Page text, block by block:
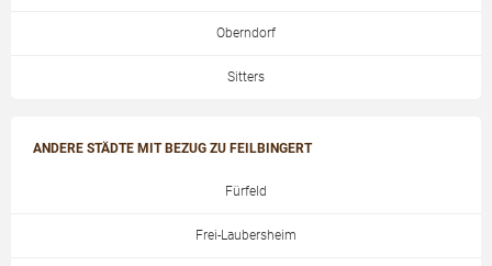
Oberndorf
Sitters
ANDERE STÄDTE MIT BEZUG ZU FEILBINGERT
Fürfeld
Frei-Laubersheim